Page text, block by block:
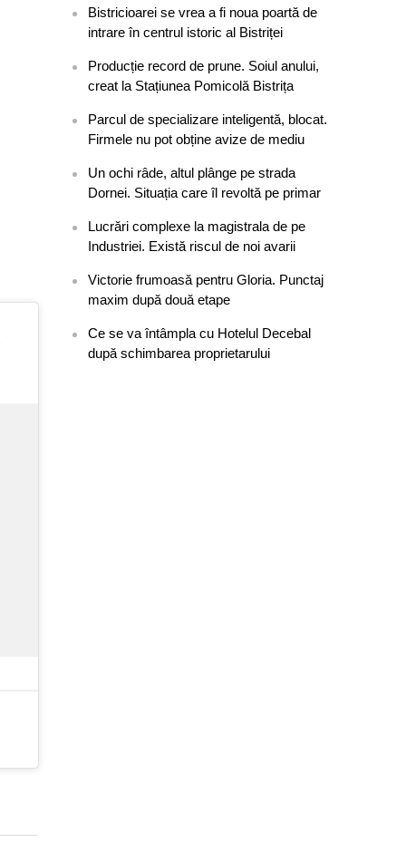
Bistricioarei se vrea a fi noua poartă de
intrare în centrul istoric al Bistriței
Producție record de prune. Soiul anului,
creat la Stațiunea Pomicolă Bistrița
Parcul de specializare inteligentă, blocat.
Firmele nu pot obține avize de mediu
Un ochi râde, altul plânge pe strada
Dornei. Situația care îl revoltă pe primar
Lucrări complexe la magistrala de pe
Industriei. Există riscul de noi avarii
Victorie frumoasă pentru Gloria. Punctaj
maxim după două etape
Ce se va întâmpla cu Hotelul Decebal
după schimbarea proprietarului